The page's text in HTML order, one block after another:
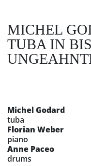
MICHEL
TUBA IN
Michel Godard
tuba
Florian Weber
piano
Anne Paceo
drums